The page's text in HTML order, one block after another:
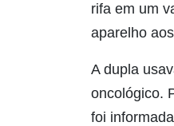
rifa em um
aparelho
A dupla
oncológico.
foi